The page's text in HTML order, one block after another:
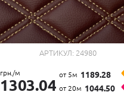
АРТИКУЛ: 24980
грн./м
1303.04
от 5м 1189.28
от 20м 1044.50